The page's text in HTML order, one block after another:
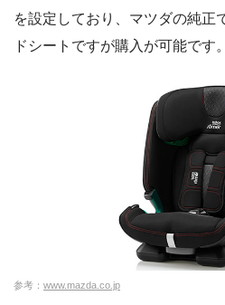
を設定しており、マツダの純正
ドシートですが購入が可能です。
参考： www.mazda.co.jp